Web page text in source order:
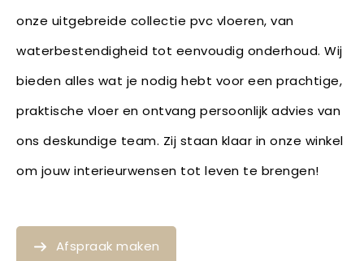
onze uitgebreide collectie pvc vloeren, van
waterbestendigheid tot eenvoudig onderhoud. Wij
bieden alles wat je nodig hebt voor een prachtige,
praktische vloer en ontvang persoonlijk advies van
ons deskundige team. Zij staan klaar in onze winkel
om jouw interieurwensen tot leven te brengen!
Afspraak maken